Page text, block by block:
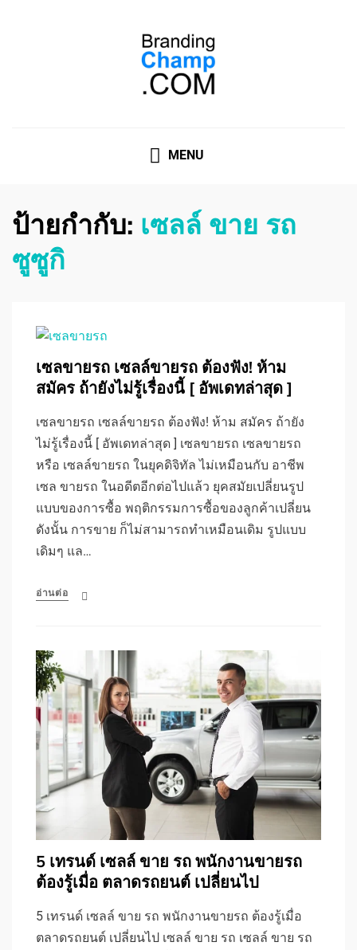
MENU
ป้ายกำกับ: เซลล์ ขาย รถ
ซูซูกิ
เซลขายรถ เซลล์ขายรถ ต้องฟัง! ห้าม
สมัคร ถ้ายังไม่รู้เรื่องนี้ [ อัพเดทล่าสุด ]
เซลขายรถ เซลล์ขายรถ ต้องฟัง! ห้าม สมัคร ถ้ายัง
ไม่รู้เรื่องนี้ [ อัพเดทล่าสุด ] เซลขายรถ เซลขายรถ
หรือ เซลล์ขายรถ ในยุคดิจิทัล ไม่เหมือนกับ อาชีพ
เซล ขายรถ ในอดีตอีกต่อไปแล้ว ยุคสมัยเปลี่ยนรูป
แบบของการซื้อ พฤติกรรมการซื้อของลูกค้าเปลี่ยน
ดังนั้น การขาย ก็ไม่สามารถทำเหมือนเดิม รูปแบบ
เดิมๆ แล…
อ่านต่อ
5 เทรนด์ เซลล์ ขาย รถ พนักงานขายรถ
ต้องรู้เมื่อ ตลาดรถยนต์ เปลี่ยนไป
5 เทรนด์ เซลล์ ขาย รถ พนักงานขายรถ ต้องรู้เมื่อ
ตลาดรถยนต์ เปลี่ยนไป เซลล์ ขาย รถ เซลล์ ขาย รถ